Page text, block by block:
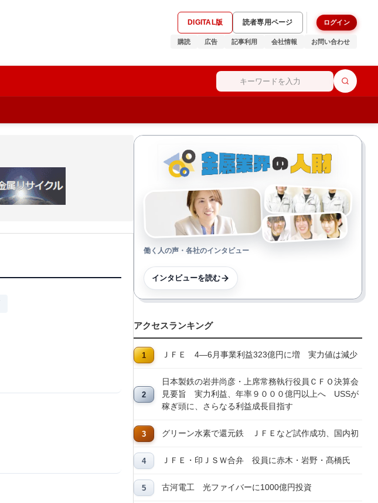
DIGITAL版 読者専用ページ ログイン
購読 広告 記事利用 会社情報 お問い合わせ
働く人の声・各社のインタビュー
インタビューを読む
アクセスランキング
ＪＦＥ 4―6月事業利益323億円に増 実力値は減少
日本製鉄の岩井尚彦・上席常務執行役員ＣＦＯ決算会
見要旨 実力利益、年率９０００億円以上へ USSが
稼ぎ頭に、さらなる利益成長目指す
グリーン水素で還元鉄 ＪＦＥなど試作成功、国内初
ＪＦＥ・印ＪＳＷ合弁 役員に赤木・岩野・髙橋氏
古河電工 光ファイバーに1000億円投資